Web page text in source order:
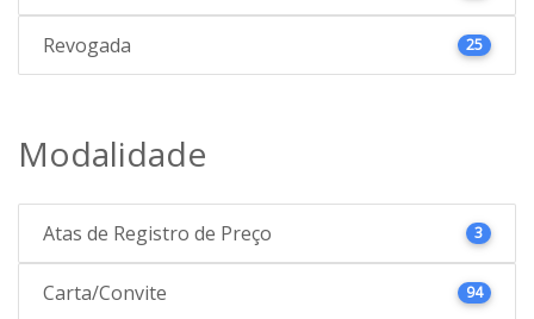
Revogada 25
Modalidade
Atas de Registro de Preço 3
Carta/Convite 94